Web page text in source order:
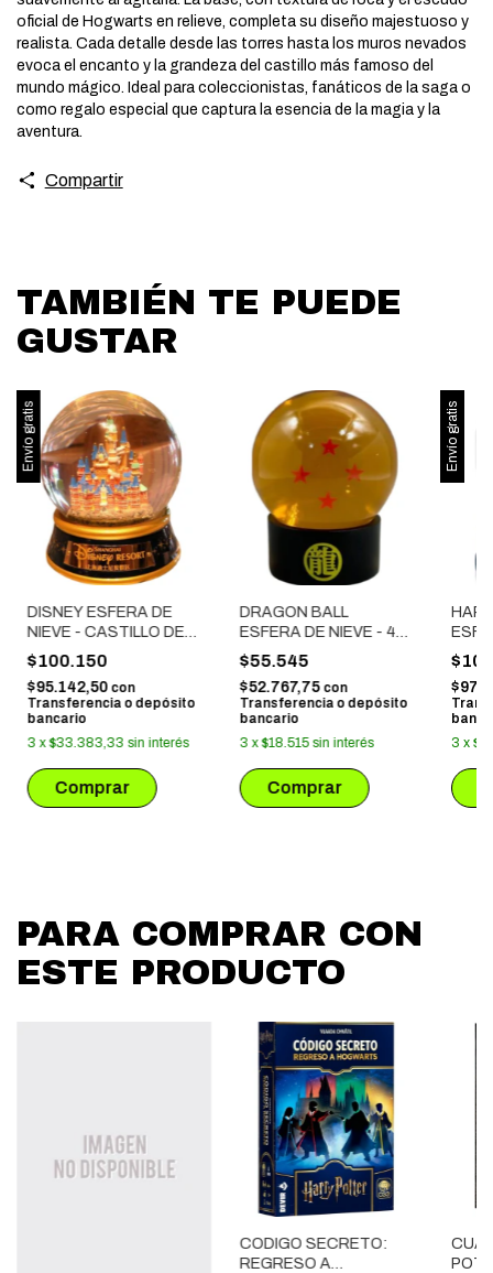
oficial de Hogwarts en relieve, completa su diseño majestuoso y
realista. Cada detalle desde las torres hasta los muros nevados
evoca el encanto y la grandeza del castillo más famoso del
mundo mágico. Ideal para coleccionistas, fanáticos de la saga o
como regalo especial que captura la esencia de la magia y la
aventura.
Compartir
TAMBIÉN TE PUEDE
GUSTAR
Envío gratis
DISNEY ESFERA DE
NIEVE - CASTILLO DE
DISNEY
$100.150
$95.142,50 con
Transferencia o depósito
bancario
3 x$33.383,33 sin interés
DRAGON BALL
ESFERA DE NIEVE - 4
ESTRELLAS
$55.545
$52.767,75 con
Transferencia o depósito
bancario
3 x$18.515 sin interés
Envío gratis
LUZ
3 x
PARA COMPRAR CON
ESTE PRODUCTO
CODIGO SECRETO:
REGRESO A